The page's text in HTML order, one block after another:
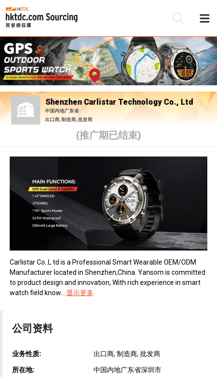
Shenzhen Carlistar Technology Co., Ltd
中国内地广东省
出口商, 制造商, 批发商
(推广期已结束)
Carlistar Co..L td is a Professional Smart Wearable OEM/ODM
Manufacturer located in Shenzhen,China. Yansom is committed
to product design and innovation, With rich experience in smart
watch field know... 显示更多
公司资料
业务性质: 出口商, 制造商, 批发商
所在地: 中国内地广东省深圳市